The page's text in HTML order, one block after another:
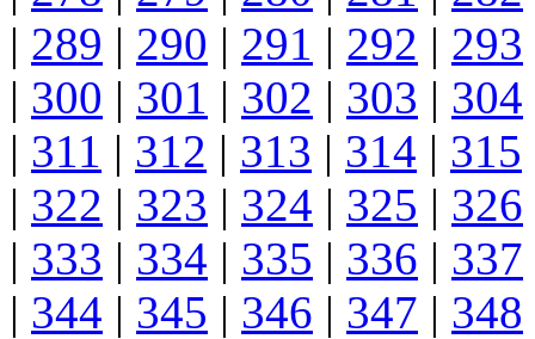
| 289 | 290 | 291 | 292 | 293
| 300 | 301 | 302 | 303 | 304
| 311 | 312 | 313 | 314 | 315
| 322 | 323 | 324 | 325 | 326
| 333 | 334 | 335 | 336 | 337
| 344 | 345 | 346 | 347 | 348